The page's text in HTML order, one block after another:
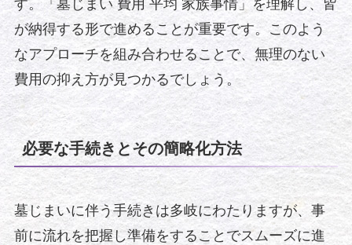
す。「墓じまい 費用 平均 家族事情」を理解し、皆
が納得する形で進めることが重要です。このよう
なアプローチを組み合わせることで、無理のない
費用の抑え方が見つかるでしょう。
必要な手続きとその簡略化方法
墓じまいに伴う手続きは多岐にわたりますが、事
前に流れを把握し準備をすることでスムーズに進